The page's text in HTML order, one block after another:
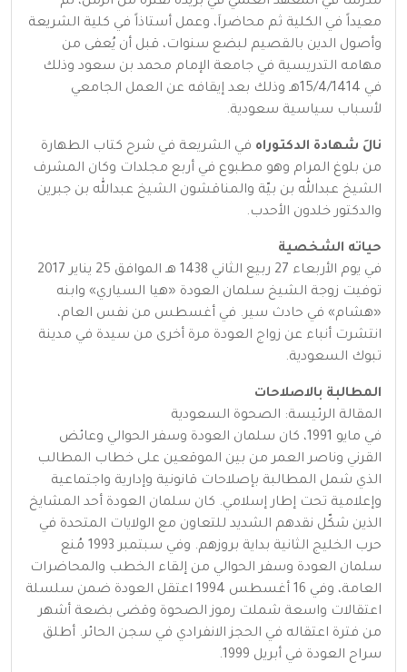
معيداً في الكلية ثم محاضراَ، وعمل أستاذاً في كلية الشريعة
وأصول الدين بالقصيم لبضع سنوات، قبل أن يُعفى من
مهامه التدريسية في جامعة الإمام محمد بن سعود وذلك
في 15/4/1414هـ وذلك بعد إيقافه عن العمل الجامعي
لأسباب سياسية سعودية.
نالَ شهادة الدكتوراه في الشريعة في شرح كتاب الطهارة
من بلوغ المرام وهو مطبوع في أربع مجلدات وكان المشرف
الشيخ عبدالله بن بيّة والمناقشون الشيخ عبدالله بن جبرين
والدكتور خلدون الأحدب.
حياته الشخصية
في يوم الأربعاء 27 ربيع الثاني 1438 هـ الموافق 25 يناير 2017
توفيت زوجة الشيخ سلمان العودة «هيا السياري» وابنه
«هشام» في حادث سير. في أغسطس من نفس العام،
انتشرت أنباء عن زواج العودة مرة أخرى من سيدة في مدينة
تبوك السعودية.
المطالبة بالاصلاحات
المقالة الرئيسة: الصحوة السعودية
في مايو 1991، كان سلمان العودة وسفر الحوالي وعائض
القرني وناصر العمر من بين الموقعين على خطاب المطالب
الذي شمل المطالبة بإصلاحات قانونية وإدارية واجتماعية
وإعلامية تحت إطار إسلامي. كان سلمان العودة أحد المشايخ
الذين شكّل نقدهم الشديد للتعاون مع الولايات المتحدة في
حرب الخليج الثانية بداية بروزهم. وفي سبتمبر 1993 مُنع
سلمان العودة وسفر الحوالي من إلقاء الخطب والمحاضرات
العامة، وفي 16 أغسطس 1994 اعتقل العودة ضمن سلسلة
اعتقالات واسعة شملت رموز الصحوة وقضى بضعة أشهر
من فترة اعتقاله في الحجز الانفرادي في سجن الحائر. أطلق
سراح العودة في أبريل 1999.